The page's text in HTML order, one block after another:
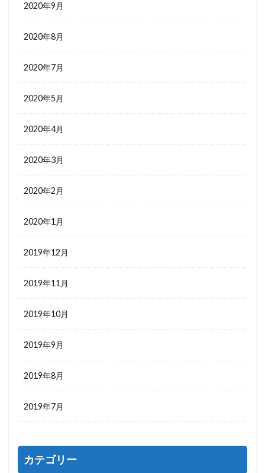
2020年9月
2020年8月
2020年7月
2020年5月
2020年4月
2020年3月
2020年2月
2020年1月
2019年12月
2019年11月
2019年10月
2019年9月
2019年8月
2019年7月
カテゴリー